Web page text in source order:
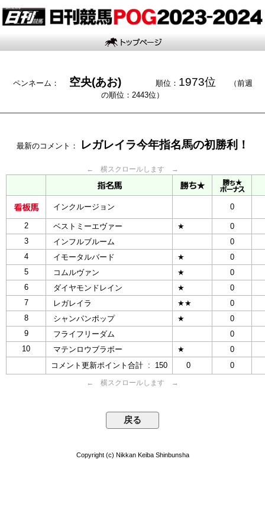
ペンネーム： 空央(あお) 順位： 1973位
（前週
の順位：2443位）
最新のコメント： レガレイラ今年指名馬の初勝利！
← 横スクロールします →
インクルージョン 0
2 ベストミーエヴァー ★
0
3
インフルブルーム
0
4
イモータルバード ★
0
5
コムルヴァン ★
0
6
ダイヤモンドレイン ★
0
7
レガレイラ ★★
0
8
シャンパンポップ ★
0
9
フライフリーダム
0
10
マテンロウブラボー ★
0
コメント更新ポイント合計 : 150
0 0
← 横スクロールします →
Copyright (c) Nikkan Keiba Shinbunsha